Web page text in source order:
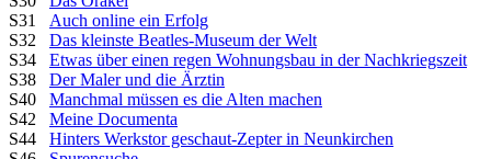
S31 Auch online ein Erfolg
S32 Das kleinste Beatles-Museum der Welt
S34 Etwas über einen regen Wohnungsbau in der Nachkriegszeit
S38 Der Maler und die Ärztin
S40 Manchmal müssen es die Alten machen
S42 Meine Documenta
S44 Hinters Werkstor geschaut-Zepter in Neunkirchen